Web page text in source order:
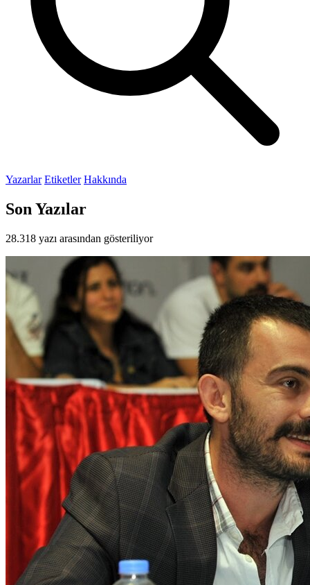
Yazarlar Etiketler Hakkında
Son Yazılar
28.318 yazı arasından gösteriliyor